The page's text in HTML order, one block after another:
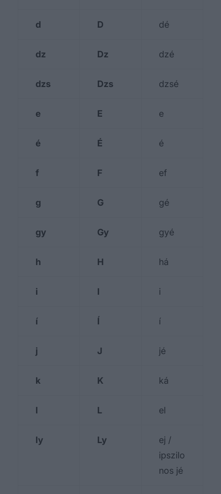
d D dé
dz Dz dzé
dzs Dzs dzsé
e E e
é É é
f F ef
g G gé
gy Gy gyé
h H há
i I i
í Í í
j J jé
k K ká
l L el
ly Ly
ej /
ipszilo
nos jé